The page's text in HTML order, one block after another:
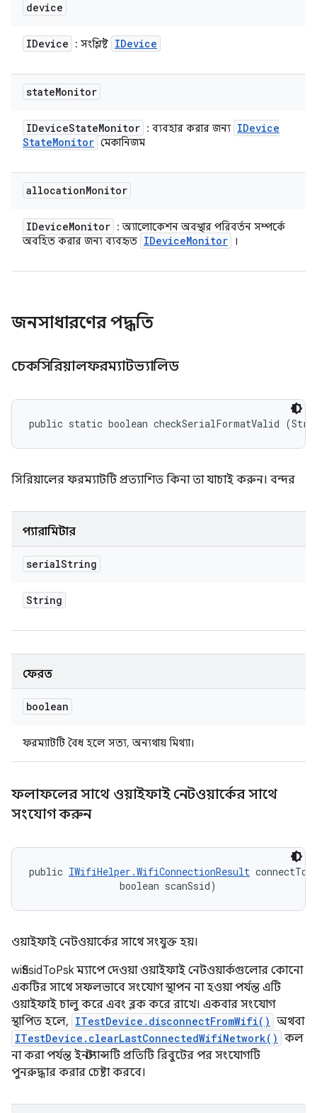
device
IDevice : সংশ্লিষ্ট IDevice
stateMonitor
IDeviceStateMonitor : ব্যবহার করার জন্য IDevice
StateMonitor মেকানিজম
allocationMonitor
IDeviceMonitor : অ্যালোকেশন অবস্থার পরিবর্তন সম্পর্কে
অবহিত করার জন্য ব্যবহৃত IDeviceMonitor ।
জনসাধারণের পদ্ধতি
চেকসিরিয়ালফরম্যাটভ্যালিড
public static boolean checkSerialFormatValid
সিরিয়ালের ফরম্যাটটি প্রত্যাশিত কিনা তা যাচাই করুন। বন্দর
প্যারামিটার
serialString
String
ফেরত
boolean
ফরম্যাটটি বৈধ হলে সত্য, অন্যথায় মিথ্যা।
ফলাফলের সাথে ওয়াইফাই নেটওয়ার্কের সাথে
সংযোগ করুন
public IWifiHelper.WifiConnectionResult
                boolean scanSsid)
ওয়াইফাই নেটওয়ার্কের সাথে সংযুক্ত হয়।
wifiSsidToPsk ম্যাপে দেওয়া ওয়াইফাই নেটওয়ার্কগুলোর কোনো
একটির সাথে সফলভাবে সংযোগ স্থাপন না হওয়া পর্যন্ত এটি
ওয়াইফাই চালু করে এবং ব্লক করে রাখে। একবার সংযোগ
স্থাপিত হলে, ITestDevice.disconnectFromWifi() অথবা
ITestDevice.clearLastConnectedWifiNetwork() কল
না করা পর্যন্ত ইনস্ট্যান্সটি প্রতিটি রিবুটের পর সংযোগটি
পুনরুদ্ধার করার চেষ্টা করবে।